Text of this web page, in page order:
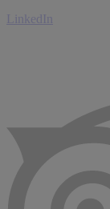
LinkedIn